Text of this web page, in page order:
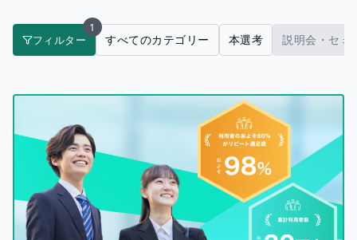
フィルター
1
すべてのカテゴリー 本選考 説明会・セミ